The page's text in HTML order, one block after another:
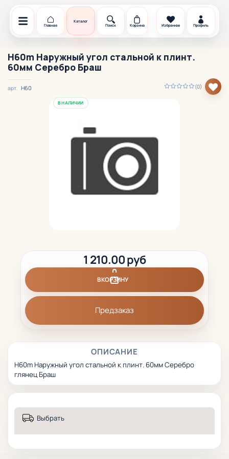
Главная
Каталог
Поиск
Корзина Избранное Профиль
H60m Наружный угол стальной к плинт.
60мм Серебро Браш
(0)
арт. H60
В НАЛИЧИИ
ОПИСАНИЕ
H60m Наружный угол стальной к плинт. 60мм Серебро
глянец Браш
1 210.00 руб
В КОРЗИНУ
Предзаказ
Выбрать